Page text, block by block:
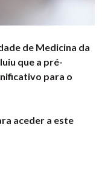
de Medicina da
que a pré-
para o
aceder a este